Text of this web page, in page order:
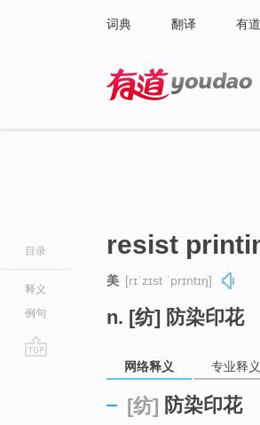
词典 翻译 有
目录
释义
例句
resist
美 [rɪˈzɪst ˈprɪntɪŋ]
n. [纺] 防染印花
网络释义 专业释义
[纺] 防染印花